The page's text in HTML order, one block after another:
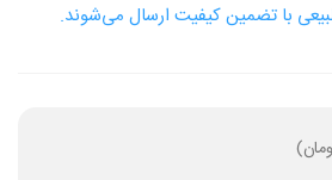
با تضمین کیفیت ارسال می‌شوند.
)